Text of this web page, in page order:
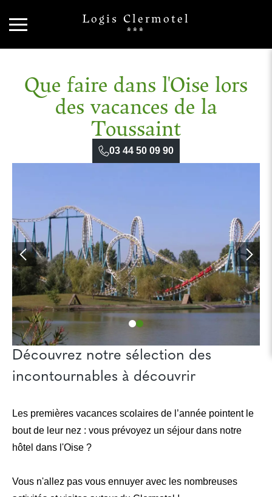
Logis Clermotel
***
Que faire dans l'Oise lors
des vacances de la
Toussaint
03 44 50 09 90
Découvrez notre sélection des
incontournables à découvrir
Les premières vacances scolaires de l’année pointent le
bout de leur nez : vous prévoyez un séjour dans notre
hôtel dans l'Oise ?
Vous n'allez pas vous ennuyer avec les nombreuses